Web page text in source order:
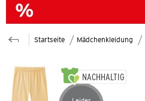
Startseite Mädchenkleidung
NACHHALTIG